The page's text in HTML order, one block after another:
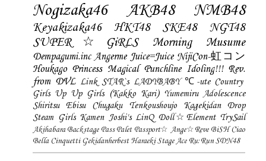
Nogizaka46 AKB48 NMB48
Keyakizaka46 HKT48 SKE48
NGT48
SUPER☆GiRLS
Morning Musume
Dempagumi.inc Angerme Juice=Juice NijiCon-虹コン
Houkago Princess Magical Punchline Idoling!!! Rev.
from DVL Link STAR`s LADYBABY ℃-ute Country
Girls Up Up Girls (Kakko Kari) Yumemiru Adolescence
Shiritsu Ebisu Chugaku
Tenkoushoujo Kagekidan
Drop
Steam Girls Kamen Joshi's LinQ Doll☆Element TrySail
Akihabara Backstage Pass Palet Passport☆ Ange☆Reve BiSH Ciao
Bella Cinquetti Gekidanherbest Haraeki Stage Ace Ru:Run SDN48